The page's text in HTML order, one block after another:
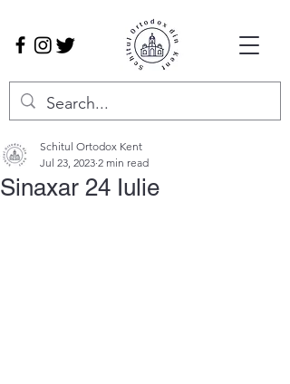
Sinaxar 24 Iulie
Schitul Ortodox Kent
Jul 23, 2023 2 min read